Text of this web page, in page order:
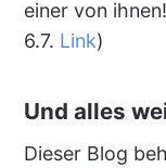
einer von
6.7. Link)
Und alles
Dieser Blog